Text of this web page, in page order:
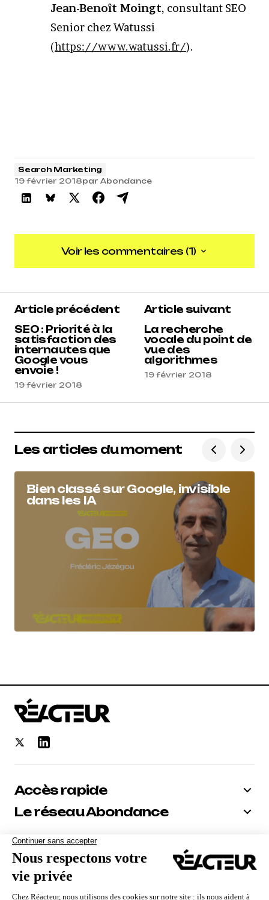
Jean-Benoît Moingt, consultant SEO
Senior chez Watussi
(https://www.watussi.fr/).
Search Marketing
19 février 2018par Abondance
Voir les commentaires (1)
Voir les commentaires (1)
5
Reacteur
10 juillet 2019 à 15 h 09 min
Répondre
Article précédent
SEO : Priorité à la
satisfaction des
internautes que
Google vous
envoie !
19 février 2018
Article suivant
La recherche
vocale du point de
vue des
algorithmes
19 février 2018
Les articles du moment
Bien classé sur Google, invisible
dans les IA
Accès rapide
Le réseau Abondance
Bénéficiez de -10% sur tous nos
abonnements
Recevoir le code